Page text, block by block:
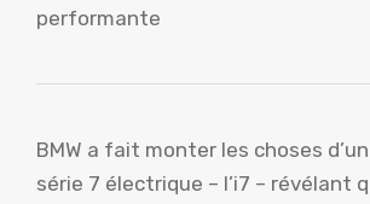
performante
BMW a fait monter les choses
série 7 électrique – l’i7 – révélant